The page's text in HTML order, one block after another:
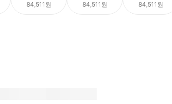
84,511원 84,511원 84,511원